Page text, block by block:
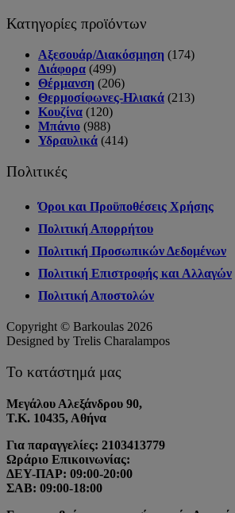
Κατηγορίες προϊόντων
Αξεσουάρ/Διακόσμηση (174)
Διάφορα (499)
Θέρμανση (206)
Θερμοσίφωνες-Ηλιακά (213)
Κουζίνα (120)
Μπάνιο (988)
Υδραυλικά (414)
Πολιτικές
Όροι και Προϋποθέσεις Χρήσης
Πολιτική Απορρήτου
Πολιτική Προσωπικών Δεδομένων
Πολιτική Επιστροφής και Αλλαγών
Πολιτική Αποστολών
Copyright © Barkoulas 2026
Designed by Trelis Charalampos
Το κατάστημά μας
Μεγάλου Αλεξάνδρου 90,
Τ.Κ. 10435, Αθήνα
Για παραγγελίες: 2103413779
Ωράριο Επικοινωνίας:
ΔΕΥ-ΠΑΡ: 09:00-20:00
ΣΑΒ: 09:00-18:00